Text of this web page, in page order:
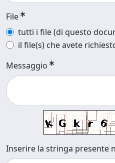
File
tutti i file (di questo
il file(s) che avete
Messaggio
Inserire la stringa presente